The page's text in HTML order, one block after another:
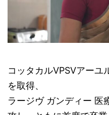
コッタカルVPSVアーユ
を取得、
ラージヴ ガンディー 医